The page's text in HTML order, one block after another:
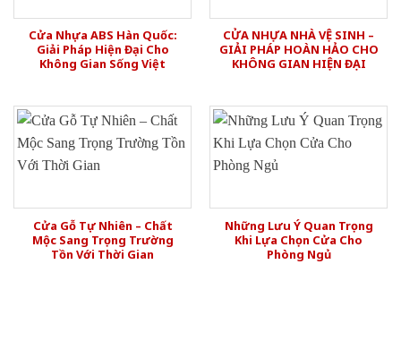
Cửa Nhựa ABS Hàn Quốc:
Giải Pháp Hiện Đại Cho
Không Gian Sống Việt
CỬA NHỰA NHÀ VỆ SINH –
GIẢI PHÁP HOÀN HẢO CHO
KHÔNG GIAN HIỆN ĐẠI
Cửa Gỗ Tự Nhiên – Chất
Mộc Sang Trọng Trường
Tồn Với Thời Gian
Những Lưu Ý Quan Trọng
Khi Lựa Chọn Cửa Cho
Phòng Ngủ